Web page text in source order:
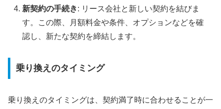
新契約の手続き: リース会社と新しい契約を結びま
す。この際、月額料金や条件、オプションなどを確
認し、新たな契約を締結します。
乗り換えのタイミング
乗り換えのタイミングは、契約満了時に合わせることが一